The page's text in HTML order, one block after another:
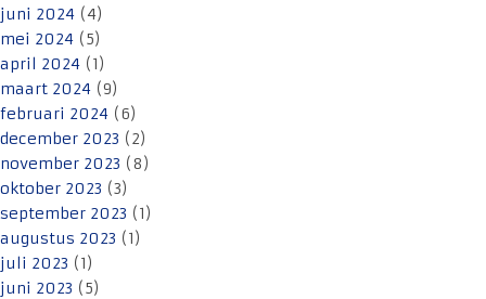
juni 2024 (4)
mei 2024 (5)
april 2024 (1)
maart 2024 (9)
februari 2024 (6)
december 2023 (2)
november 2023 (8)
oktober 2023 (3)
september 2023 (1)
augustus 2023 (1)
juli 2023 (1)
juni 2023 (5)